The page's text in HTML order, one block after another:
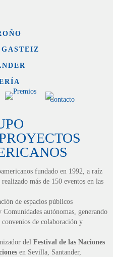
fundado en 1992, a raíz
más de 150 eventos en las
de espacios públicos
autónomas, generando
de colaboración y
del Festival de las Naciones
en Sevilla, Santander,